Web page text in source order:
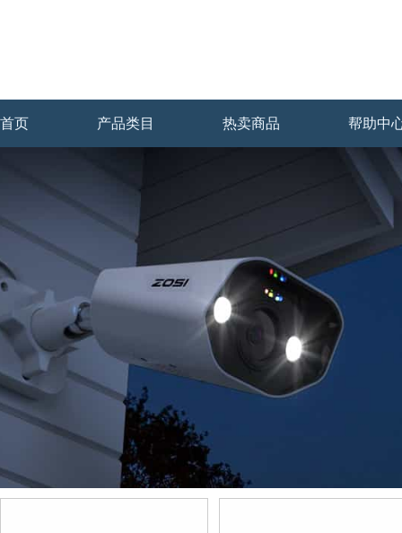
首页 产品类目 热卖商品 帮助中